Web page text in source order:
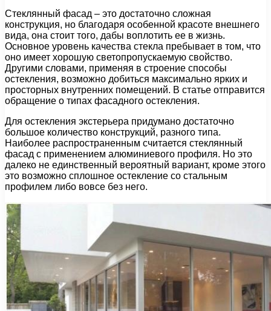
Стеклянный фасад – это достаточно сложная
конструкция, но благодаря особенной красоте внешнего
вида, она стоит того, дабы воплотить ее в жизнь.
Основное уровень качества стекла пребывает в том, что
оно имеет хорошую светопропускаемую свойство.
Другими словами, применяя в строение способы
остекления, возможно добиться максимально ярких и
просторных внутренних помещений. В статье отправится
обращение о типах фасадного остекления.
Для остекления экстерьера придумано достаточно
большое количество конструкций, разного типа.
Наиболее распространенным считается стеклянный
фасад с применением алюминиевого профиля. Но это
далеко не единственный вероятный вариант, кроме этого
это возможно сплошное остекление со стальным
профилем либо вовсе без него.